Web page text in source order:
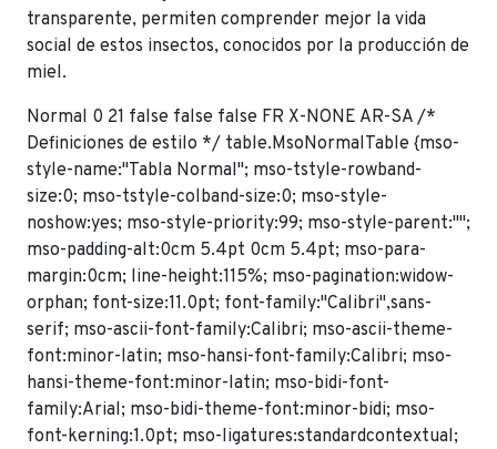
transparente, permiten comprender mejor la vida
social de estos insectos, conocidos por la producción de
miel.
Normal 0 21 false false false FR X-NONE AR-SA /*
Definiciones de estilo */ table.MsoNormalTable {mso-
style-name:"Tabla Normal"; mso-tstyle-rowband-
size:0; mso-tstyle-colband-size:0; mso-style-
noshow:yes; mso-style-priority:99; mso-style-parent:"";
mso-padding-alt:0cm 5.4pt 0cm 5.4pt; mso-para-
margin:0cm; line-height:115%; mso-pagination:widow-
orphan; font-size:11.0pt; font-family:"Calibri",sans-
serif; mso-ascii-font-family:Calibri; mso-ascii-theme-
font:minor-latin; mso-hansi-font-family:Calibri; mso-
hansi-theme-font:minor-latin; mso-bidi-font-
family:Arial; mso-bidi-theme-font:minor-bidi; mso-
font-kerning:1.0pt; mso-ligatures:standardcontextual;